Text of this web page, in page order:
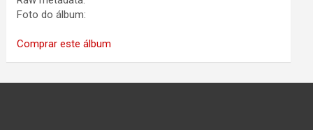
Foto do álbum:
Comprar este álbum